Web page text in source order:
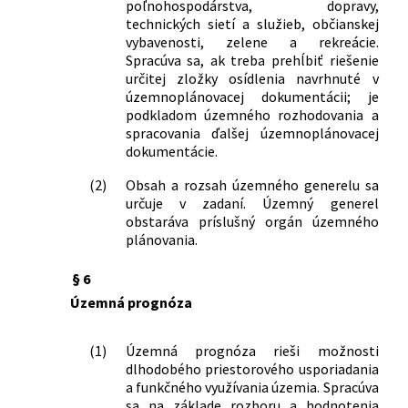
užívané osobami s obmedzenou
schopnosťou pohybu a orientácie
600/2002 Z. z.
Vyhláška Ministerstva životného
prostredia Slovenskej republiky, ktorou
sa mení a dopĺňa vyhláška Ministerstva
životného prostredia Slovenskej
republiky č. 436/2000 Z. z., ktorou sa
upravujú podrobnosti o obsahu
žiadosti o overenie odbornej
spôsobilosti na obstarávanie
územnoplánovacích podkladov a
územnoplánovacej dokumentácie obcí
679/2002 Z. z.
Nariadenie vlády Slovenskej republiky,
ktorým sa mení a dopĺňa nariadenie
Z. z., ktorým sa vyhlasuje záväzná časť
územného plánu veľkého územného
celku Prešovský kraj
poľnohospodárstva, dopravy,
technických sietí a služieb, občianskej
vybavenosti, zelene a rekreácie.
Spracúva sa, ak treba prehĺbiť riešenie
určitej zložky osídlenia navrhnuté v
územnoplánovacej dokumentácii; je
podkladom územného rozhodovania a
spracovania ďalšej územnoplánovacej
dokumentácie.
(2)
Obsah a rozsah územného generelu sa
určuje v zadaní. Územný generel
obstaráva príslušný orgán územného
plánovania.
§ 6
Územná prognóza
(1)
Územná prognóza rieši možnosti
dlhodobého priestorového usporiadania
a funkčného využívania územia. Spracúva